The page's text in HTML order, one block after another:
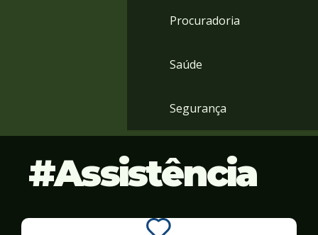
Procuradoria
Saúde
Segurança
Assistência